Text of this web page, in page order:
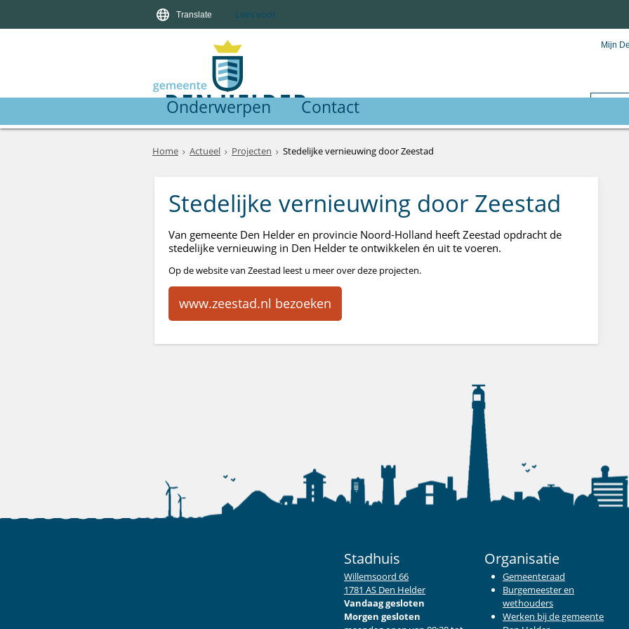
Translate Lees voor
Mijn
Onderwerpen Contact
Home Actueel Projecten Stedelijke vernieuwing door Zeestad
Stedelijke vernieuwing door Zeestad
Van gemeente Den Helder en provincie Noord-Holland heeft Zeestad opdracht de
stedelijke vernieuwing in Den Helder te ontwikkelen én uit te voeren.
Op de website van Zeestad leest u meer over deze projecten.
www.zeestad.nl bezoeken
Stadhuis
Willemsoord 66
1781 AS Den Helder
Vandaag gesloten
Morgen gesloten
Organisatie
Gemeenteraad
Burgemeester en
wethouders
Werken bij de gemeente